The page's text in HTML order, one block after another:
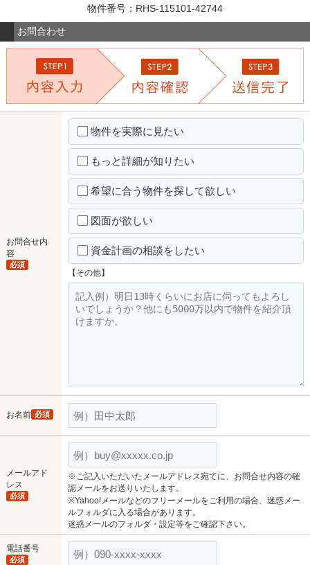
物件番号：RHS-115101-42744
お問合わせ
お問合せ内
容
必須
物件を実際に見たい
もっと詳細が知りたい
希望に合う物件を探して欲しい
図面が欲しい
資金計画の相談をしたい
【その他】
お名前 必須
メールアド
レス
必須
※ご記入いただいたメールアドレス宛てに、お問合せ内容の確
認メールをお送りいたします。
※Yahoo!メールなどのフリーメールをご利用の場合、迷惑メー
ルフォルダに入る場合があります。
迷惑メールのフォルダ・設定等をご確認下さい。
電話番号
必須